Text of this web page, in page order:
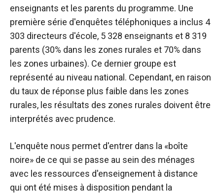
enseignants et les parents du programme. Une
première série d'enquêtes téléphoniques a inclus 4
303 directeurs d'école, 5 328 enseignants et 8 319
parents (30% dans les zones rurales et 70% dans
les zones urbaines). Ce dernier groupe est
représenté au niveau national. Cependant, en raison
du taux de réponse plus faible dans les zones
rurales, les résultats des zones rurales doivent être
interprétés avec prudence.
L'enquête nous permet d'entrer dans la «boîte
noire» de ce qui se passe au sein des ménages
avec les ressources d'enseignement à distance
qui ont été mises à disposition pendant la